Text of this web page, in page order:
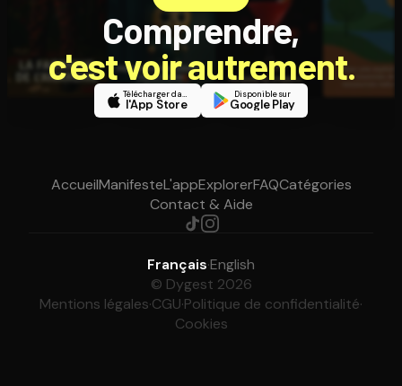
Comprendre,
c'est voir autrement.
Télécharger dans
l'App Store
Disponible sur
Google Play
AccueilManifesteL'appExplorerFAQCatégories
Contact & Aide
Français·English
© Dygest 2026
Mentions légales·CGU·Politique de confidentialité·
Cookies